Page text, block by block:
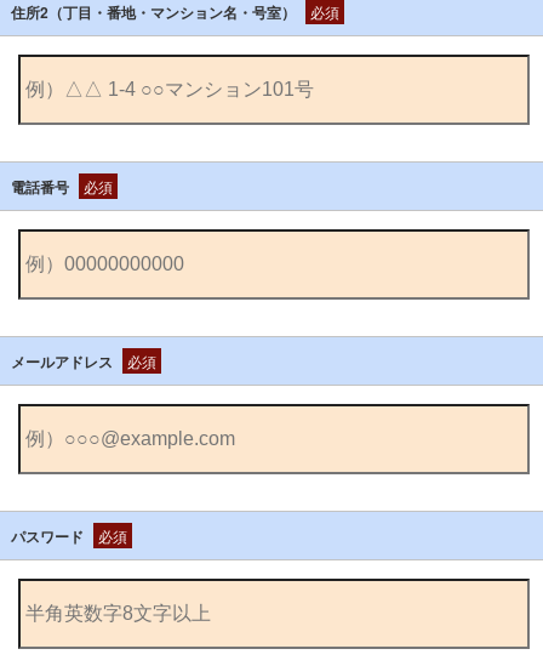
住所2（丁目・番地・マンション名・号室） 必須
電話番号 必須
メールアドレス 必須
パスワード 必須